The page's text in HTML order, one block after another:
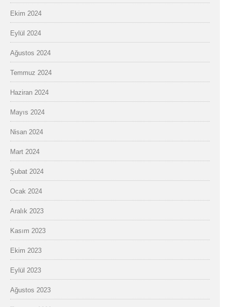
Ekim 2024
Eylül 2024
Ağustos 2024
Temmuz 2024
Haziran 2024
Mayıs 2024
Nisan 2024
Mart 2024
Şubat 2024
Ocak 2024
Aralık 2023
Kasım 2023
Ekim 2023
Eylül 2023
Ağustos 2023